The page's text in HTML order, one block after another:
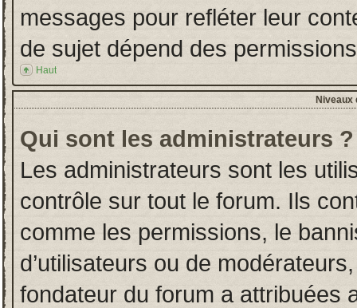
messages pour refléter leur
de sujet dépend des
Haut
Niveaux
Qui sont les administrateurs ?
Les administrateurs sont les
contrôle sur tout le forum. Ils
comme les permissions, le
d’utilisateurs ou de
fondateur du forum a attribuées